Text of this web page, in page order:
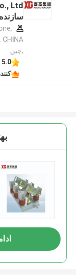
سازنده
CHINA
,چین
5.0